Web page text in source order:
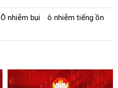
Ô nhiễm bụi
ô nhiễm tiếng ồn